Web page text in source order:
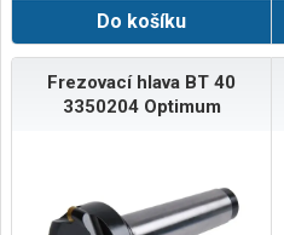
Do košíku
Frezovací hlava BT 40
3350204 Optimum